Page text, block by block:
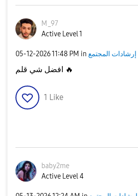
M_97
Active Level 1
‎05-12-202611:48 PM in إرشادات المجتمع
🔥
1 Like
baby2me
Active Level 4